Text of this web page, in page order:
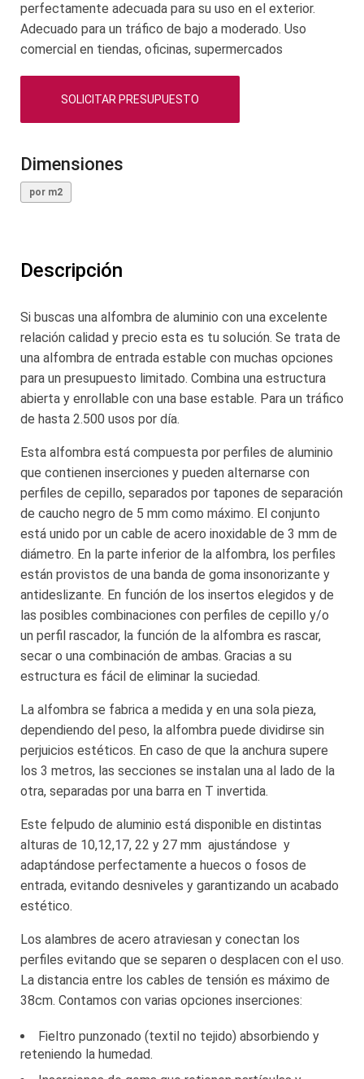
perfectamente adecuada para su uso en el exterior.
Adecuado para un tráfico de bajo a moderado. Uso
comercial en tiendas, oficinas, supermercados
SOLICITAR PRESUPUESTO
Dimensiones
por m2
Descripción
Si buscas una alfombra de aluminio con una excelente
relación calidad y precio esta es tu solución. Se trata de
una alfombra de entrada estable con muchas opciones
para un presupuesto limitado. Combina una estructura
abierta y enrollable con una base estable. Para un tráfico
de hasta 2.500 usos por día.
Esta alfombra está compuesta por perfiles de aluminio
que contienen inserciones y pueden alternarse con
perfiles de cepillo, separados por tapones de separación
de caucho negro de 5 mm como máximo. El conjunto
está unido por un cable de acero inoxidable de 3 mm de
diámetro. En la parte inferior de la alfombra, los perfiles
están provistos de una banda de goma insonorizante y
antideslizante. En función de los insertos elegidos y de
las posibles combinaciones con perfiles de cepillo y/o
un perfil rascador, la función de la alfombra es rascar,
secar o una combinación de ambas. Gracias a su
estructura es fácil de eliminar la suciedad.
La alfombra se fabrica a medida y en una sola pieza,
dependiendo del peso, la alfombra puede dividirse sin
perjuicios estéticos. En caso de que la anchura supere
los 3 metros, las secciones se instalan una al lado de la
otra, separadas por una barra en T invertida.
Este felpudo de aluminio está disponible en distintas
alturas de 10,12,17, 22 y 27 mm ajustándose y
adaptándose perfectamente a huecos o fosos de
entrada, evitando desniveles y garantizando un acabado
estético.
Los alambres de acero atraviesan y conectan los
perfiles evitando que se separen o desplacen con el uso.
La distancia entre los cables de tensión es máximo de
38cm. Contamos con varias opciones inserciones:
Fieltro punzonado (textil no tejido) absorbiendo y
reteniendo la humedad.